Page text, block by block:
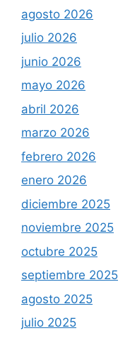
agosto 2026
julio 2026
junio 2026
mayo 2026
abril 2026
marzo 2026
febrero 2026
enero 2026
diciembre 2025
noviembre 2025
octubre 2025
septiembre 2025
agosto 2025
julio 2025